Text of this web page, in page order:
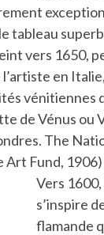
LA
UN
LARDONS
DE DAX.
tableau
vers 1650,
en
vénitiennes
de Vénus ou
The
Art Fund, 1906)
Vers
s’inspire
flamande